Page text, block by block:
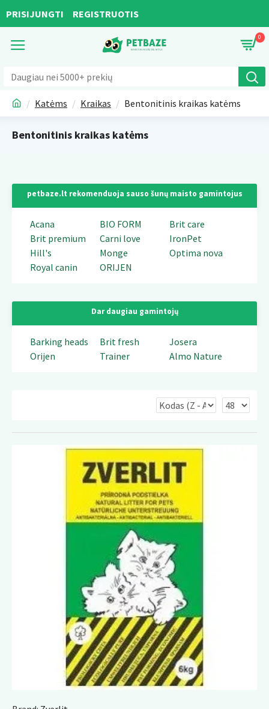
PRISIJUNGTI REGISTRUOTIS
0
Katėms Kraikas Bentonitinis kraikas katėms
Bentonitinis kraikas katėms
petbaze.lt rekomenduoja sauso šunų maisto gamintojus
Acana BIO FORM
Brit care
Brit premium
Carni love
IronPet
Hill's
Monge
Optima nova
Royal canin
ORIJEN
Dar daugiau gamintojų
Barking heads Brit fresh
Josera
Orijen
Trainer Almo Nature